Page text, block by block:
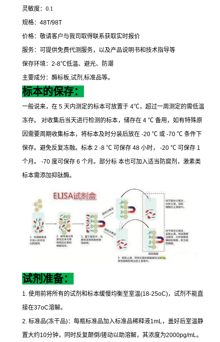
灵敏度： 0.1
规格： 48T/98T
价格：敬请客户与我司取得联系获取实时报价
服务：可提供免费代测服务，以及产品说明书和技术指导等
保存环境： 2-8℃低温、避光、防潮
主要成分：酶标板,试剂 ,标准品等。
标本的保存：
一般说来，在 5 天内测定的标本可放置于 4℃，超过一周测定的需低温
冻存。
对收集后当天进行检测的标本，储存在 4 ℃ 备用，如有特殊原
因需要周期收集标本，将标本及时分装后放在 -20 ℃ 或 -70 ℃ 条件下
保存。避免反复冻融。标本 2 -8 ℃ 可保存 48 小时， -20 ℃ 可保存 1
个月。
-70 度可保存 6 个月。部分标 本也可加入适当防腐剂，激素类
标本需添加抑肽酶。
试剂准备：
1. 使用前将所有的试剂和标本缓慢均衡至室温(18-25oC)，试剂不能直
接在37oC溶解。
2. 标准品(冻干品)：每瓶标准品加入标准品稀释液1mL，盖好后室温静
置大约10分钟，同时反复颠倒/搓动以助溶解，其浓度为2000pg/mL。